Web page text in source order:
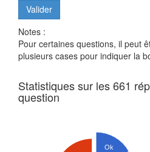
Notes :
Pour certaines questions, il peut
plusieurs cases pour indiquer la
Statistiques sur les 661
question
Ok